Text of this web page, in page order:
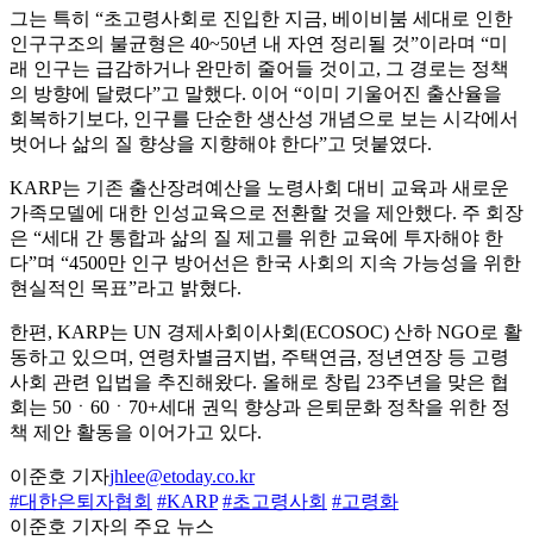
그는 특히 “초고령사회로 진입한 지금, 베이비붐 세대로 인한
인구구조의 불균형은 40~50년 내 자연 정리될 것”이라며 “미
래 인구는 급감하거나 완만히 줄어들 것이고, 그 경로는 정책
의 방향에 달렸다”고 말했다. 이어 “이미 기울어진 출산율을
회복하기보다, 인구를 단순한 생산성 개념으로 보는 시각에서
벗어나 삶의 질 향상을 지향해야 한다”고 덧붙였다.
KARP는 기존 출산장려예산을 노령사회 대비 교육과 새로운
가족모델에 대한 인성교육으로 전환할 것을 제안했다. 주 회장
은 “세대 간 통합과 삶의 질 제고를 위한 교육에 투자해야 한
다”며 “4500만 인구 방어선은 한국 사회의 지속 가능성을 위한
현실적인 목표”라고 밝혔다.
한편, KARP는 UN 경제사회이사회(ECOSOC) 산하 NGO로 활
동하고 있으며, 연령차별금지법, 주택연금, 정년연장 등 고령
사회 관련 입법을 추진해왔다. 올해로 창립 23주년을 맞은 협
회는 50ㆍ60ㆍ70+세대 권익 향상과 은퇴문화 정착을 위한 정
책 제안 활동을 이어가고 있다.
이준호 기자jhlee@etoday.co.kr
#대한은퇴자협회 #KARP #초고령사회 #고령화
이준호 기자의 주요 뉴스